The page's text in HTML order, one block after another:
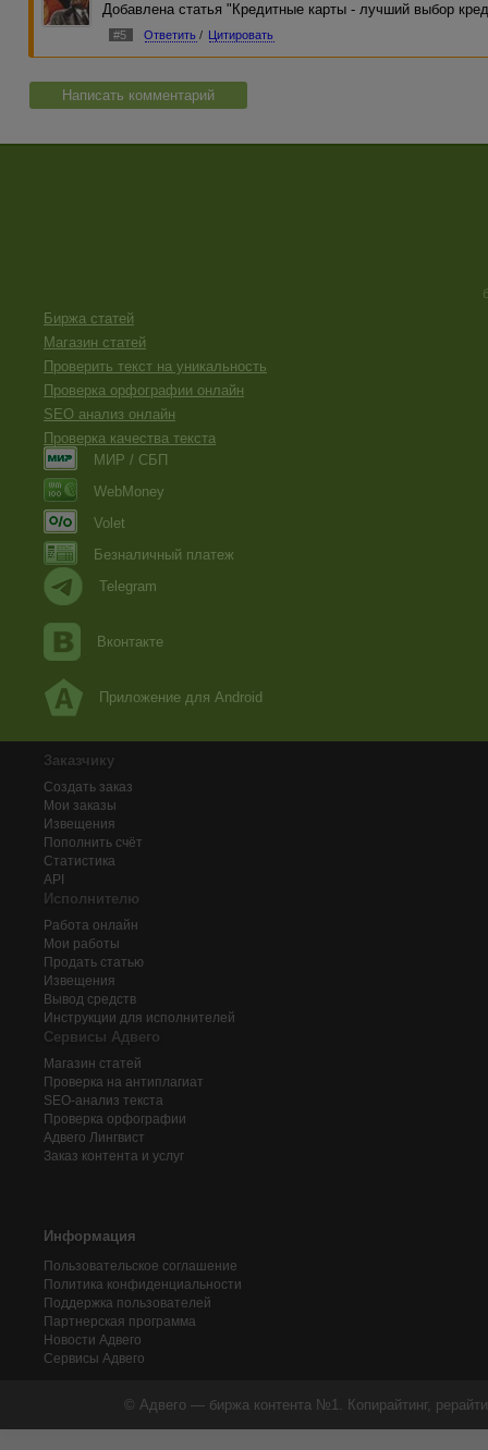
Добавлена статья "Кредитные карты - лучший выбор
#5 Ответить / Цитировать
Написать комментарий
Биржа статей
Магазин статей
Проверить текст на уникальность
Проверка орфографии онлайн
SEO анализ онлайн
Проверка качества текста
МИР / СБП
WebMoney
Volet
Безналичный платеж
Telegram
Вконтакте
Приложение для Android
Заказчику
Создать заказ
Мои заказы
Извещения
Пополнить счёт
Статистика
API
Исполнителю
Работа онлайн
Мои работы
Продать статью
Извещения
Вывод средств
Инструкции для исполнителей
Сервисы Адвего
Магазин статей
Проверка на антиплагиат
SEO-анализ текста
Проверка орфографии
Адвего Лингвист
Заказ контента и услуг
Информация
Пользовательское соглашение
Политика конфиденциальности
Поддержка пользователей
Партнерская программа
Новости Адвего
Сервисы Адвего
© Адвего — биржа контента №1. Копирайтинг,